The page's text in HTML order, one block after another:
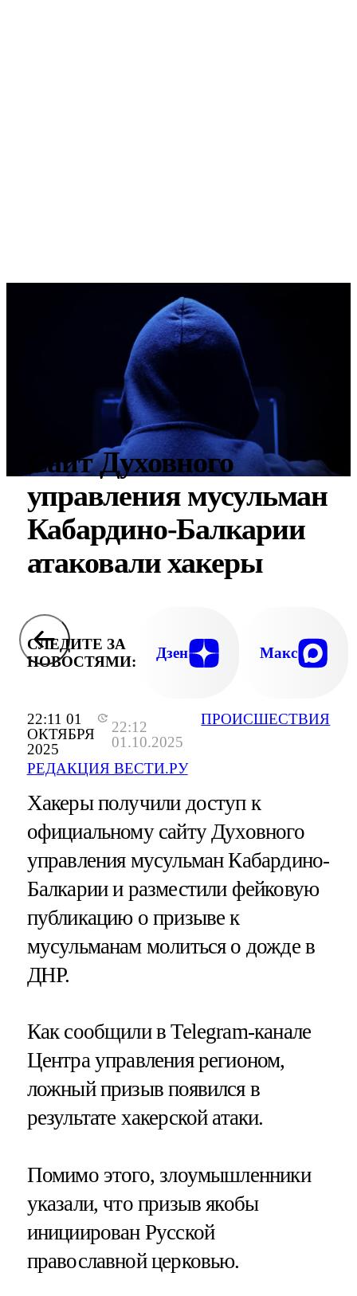
22:11 01
ОКТЯБРЯ
2025
22:12
01.10.2025
РЕДАКЦИЯ ВЕСТИ.РУ
ПРОИСШЕСТВИЯ
Сайт Духовного
управления мусульман
Кабардино-Балкарии
атаковали хакеры
СЛЕДИТЕ ЗА
НОВОСТЯМИ:
Дзен Макс
Хакеры получили доступ к
официальному сайту Духовного
управления мусульман Кабардино-
Балкарии и разместили фейковую
публикацию о призыве к
мусульманам молиться о дожде в
ДНР.
Как сообщили в Telegram-канале
Центра управления регионом,
ложный призыв появился в
результате хакерской атаки.
Помимо этого, злоумышленники
указали, что призыв якобы
инициирован Русской
православной церковью.